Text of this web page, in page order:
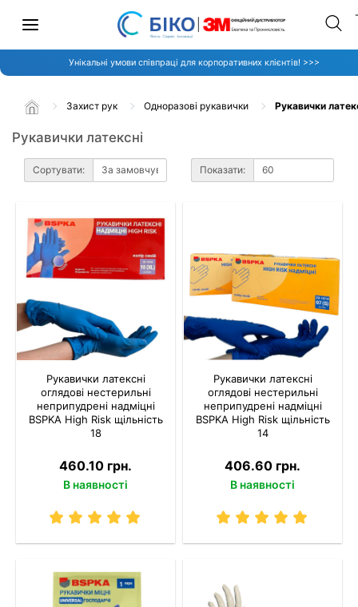
Унікальні умови співпраці для корпоративних клієнтів! >>>
Захист рук Одноразові рукавички Рукавички
Рукавички латексні
Сортувати: Показати:
Рукавички латексні
оглядові нестерильні
неприпудрені надміцні
BSPKA Hіgh Risk щільність
18
460.10 грн.
В наявності
Рукавички латексні
оглядові нестерильні
неприпудрені надміцні
BSPKA Hіgh Risk щільність
14
406.60 грн.
В наявності